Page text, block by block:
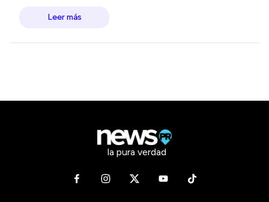
Leer más
la pura verdad